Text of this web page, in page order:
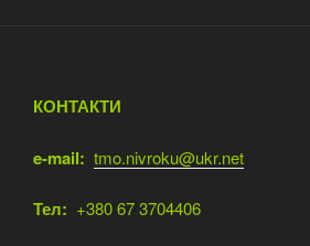
КОНТАКТИ
e-mail: tmo.nivroku@ukr.net
Тел: +380 67